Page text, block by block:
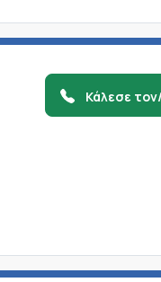
Κάλεσε